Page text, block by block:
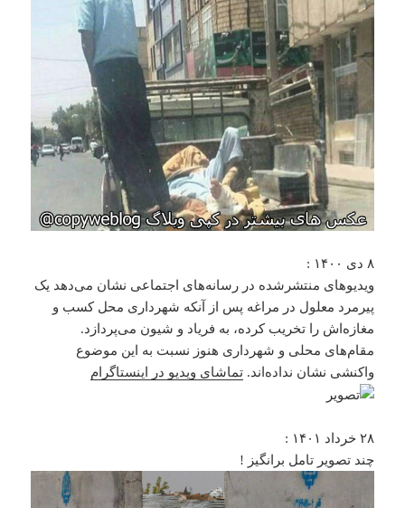
۸ دی ۱۴۰۰ :
ویدیوهای منتشرشده در رسانه‌های اجتماعی نشان می‌دهد یک
پیرمرد معلول در مراغه پس از آنکه شهرداری محل کسب و
مغازه‌اش را تخریب کرده، به فریاد و شیون می‌پردازد.
مقام‌های محلی و شهرداری هنوز نسبت به این موضوع
واکنشی نشان نداده‌اند.تماشای ویدیو در اینستاگرام
۲۸ خرداد ۱۴۰۱ :
چند تصویر تامل برانگیز !